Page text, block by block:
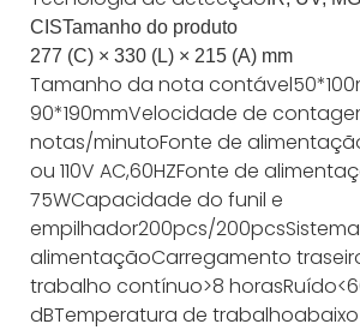
CISTamanho do produto
277 (C) × 330 (L) × 215 (A) mm
Tamanho da nota contável
90*190mmVelocidade de
notas/minutoFonte de
ou 110V AC,60HZFonte de
75WCapacidade do funil e
empilhador200pcs/200pcs
alimentaçãoCarregamento
trabalho contínuo>8 horasRuído
dBTemperatura de trabalho